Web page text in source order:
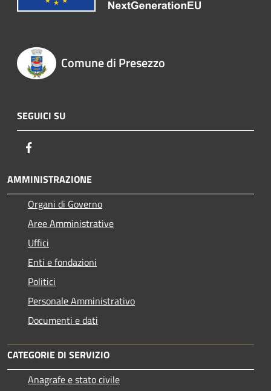
Comune di Presezzo
SEGUICI SU
AMMINISTRAZIONE
Organi di Governo
Aree Amministrative
Uffici
Enti e fondazioni
Politici
Personale Amministrativo
Documenti e dati
CATEGORIE DI SERVIZIO
Anagrafe e stato civile